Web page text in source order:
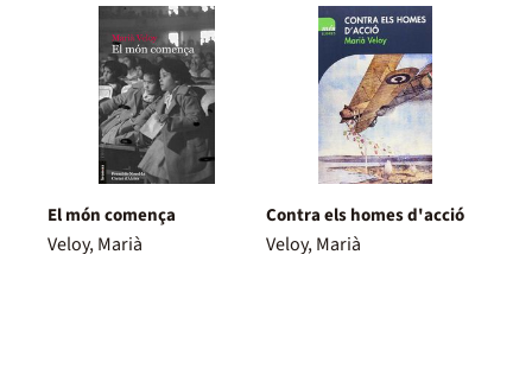
El món comença
Veloy, Marià
Contra els homes d'acció
Veloy, Marià